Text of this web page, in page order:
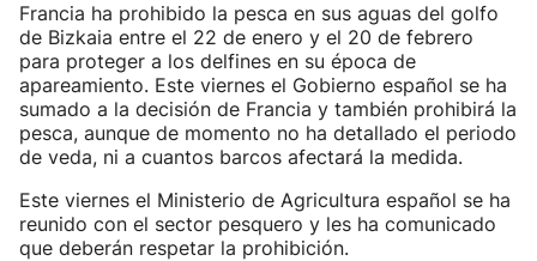
Francia ha prohibido la pesca en sus aguas del golfo
de Bizkaia entre el 22 de enero y el 20 de febrero
para proteger a los delfines en su época de
apareamiento. Este viernes el Gobierno español se ha
sumado a la decisión de Francia y también prohibirá la
pesca, aunque de momento no ha detallado el periodo
de veda, ni a cuantos barcos afectará la medida.
Este viernes el Ministerio de Agricultura español se ha
reunido con el sector pesquero y les ha comunicado
que deberán respetar la prohibición.